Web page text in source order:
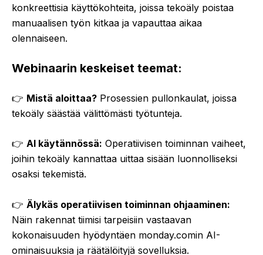
konkreettisia käyttökohteita, joissa tekoäly poistaa
manuaalisen työn kitkaa ja vapauttaa aikaa
olennaiseen.
Webinaarin keskeiset teemat:
👉 Mistä aloittaa? Prosessien pullonkaulat, joissa
tekoäly säästää välittömästi työtunteja.
👉 AI käytännössä: Operatiivisen toiminnan vaiheet,
joihin tekoäly kannattaa uittaa sisään luonnolliseksi
osaksi tekemistä.
👉 Älykäs operatiivisen toiminnan ohjaaminen:
Näin rakennat tiimisi tarpeisiin vastaavan
kokonaisuuden hyödyntäen monday.comin AI-
ominaisuuksia ja räätälöityjä sovelluksia.